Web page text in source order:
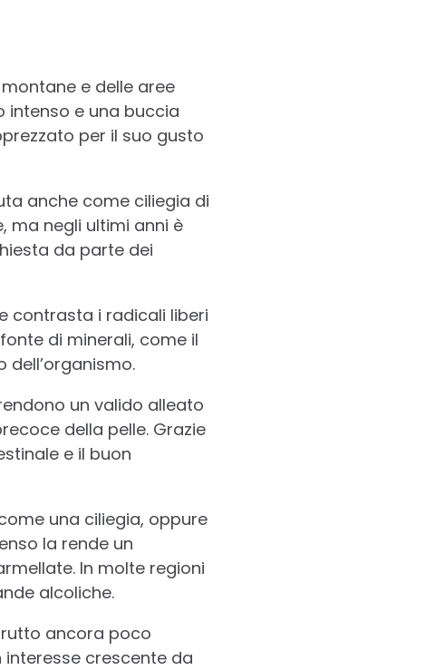
e delle aree
intenso e una buccia
per il suo gusto
anche come ciliegia di
ma negli ultimi anni è
da parte dei
contrasta i radicali liberi
di minerali, come il
un valido alleato
della pelle. Grazie
e il buon
una ciliegia, oppure
la rende un
In molte regioni
alcoliche.
ancora poco
crescente da